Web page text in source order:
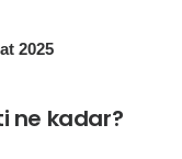
2025
ne kadar?